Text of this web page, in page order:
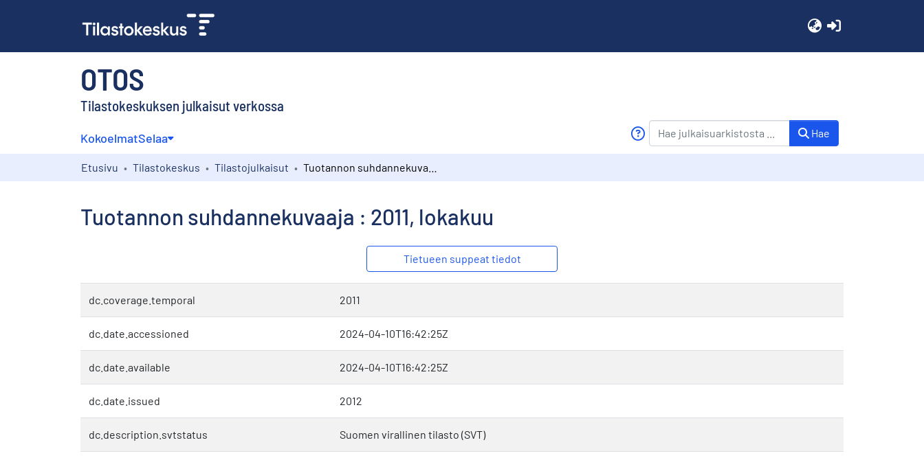
OTOS
Tilastokeskuksen julkaisut verkossa
KokoelmatSelaa Hae
Etusivu Tilastokeskus Tilastojulkaisut
Tuotannon suhdannekuvaaja : 2011, lokakuu
Tietueen suppeat tiedot
dc.coverage.temporal 2011
dc.date.accessioned 2024-04-10T16:42:25Z
dc.date.available 2024-04-10T16:42:25Z
dc.date.issued 2012
dc.description.svtstatus Suomen virallinen tilasto (SVT)